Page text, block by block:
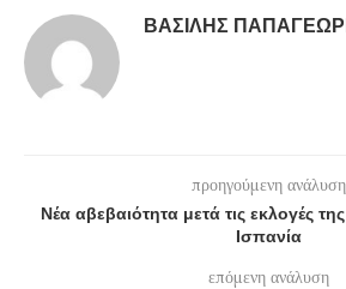
ΒΑΣΊΛΗΣ
προηγούμενη ανάλυση
Νέα αβεβαιότητα μετά τις εκλογές
Ισπανία
επόμενη ανάλυση